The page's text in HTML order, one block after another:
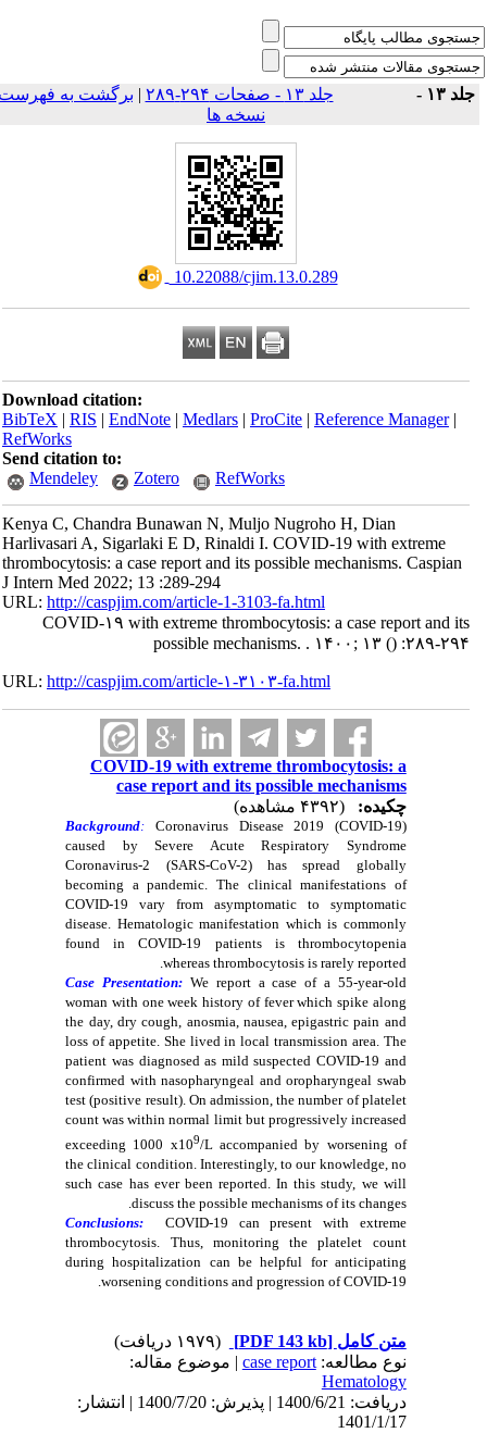
جلد ۱۳ - جلد ۱۳ - صفحات ۲۹۴-۲۸۹ |برگشت به فهرست
نسخه ها
‎ 10.22088/cjim.13.0.289
Download citation:
BibTeX|RIS|EndNote|Medlars|ProCite|Reference Manager
RefWorks
Send citation to:
Mendeley
Zotero RefWorks
Kenya C, Chandra Bunawan N, Muljo Nugroho H, Dian
Harlivasari A, Sigarlaki E D, Rinaldi I. COVID-19 with extreme
thrombocytosis: a case report and its possible mechanisms. Caspian
J Intern Med 2022; 13 :289-294
URL:http://caspjim.com/article-1-3103-fa.html
COVID-۱۹ with extreme thrombocytosis: a case report and its
possible mechanisms. . ۱۴۰۰; ۱۳ ():۲۸۹-۲۹۴
URL:http://caspjim.com/article-۱-۳۱۰۳-fa.html
COVID-19 with extreme thrombocytosis: a
case report and its possible mechanisms
چکیده:
Background :Coronavirus Disease 2019 (COVID-19)
caused by Severe Acute Respiratory Syndrome
Coronavirus-2 (SARS-CoV-2) has spread globally
becoming a pandemic. The clinical manifestations of
COVID-19 vary from asymptomatic to symptomatic
disease. Hematologic manifestation which is commonly
found in COVID-19 patients is thrombocytopenia
whereas thrombocytosis is rarely reported.
Case Presentation:We report a case of a 55-year-old
woman with one week history of fever which spike along
the day, dry cough, anosmia, nausea, epigastric pain and
loss of appetite. She lived in local transmission area. The
patient was diagnosed as mild suspected COVID-19 and
confirmed with nasopharyngeal and oropharyngeal swab
test (positive result). On admission, the number of platelet
count was within normal limit but progressively increased
exceeding 1000 x109 /L accompanied by worsening of
the clinical condition. Interestingly, to our knowledge, no
such case has ever been reported. In this study, we will
discuss the possible mechanisms of its changes.
Conclusions:
COVID-19 can present with extreme
thrombocytosis. Thus, monitoring the platelet count
during hospitalization can be helpful for anticipating
worsening conditions and progression of COVID-19.
متن کامل[PDF 143 kb]
نوع مطالعه:case report| موضوع مقاله:
Hematology
دریافت: 1400/6/21 | پذیرش: 1400/7/20 | انتشار:
1401/1/17